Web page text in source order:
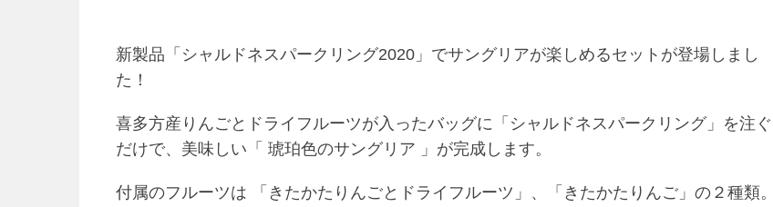
新製品「シャルドネスパークリング2020」でサングリアが楽しめるセットが登場しまし
た！
喜多方産りんごとドライフルーツが入ったバッグに「シャルドネスパークリング」を注ぐ
だけで、美味しい「 琥珀色のサングリア 」が完成します。
付属のフルーツは 「きたかたりんごとドライフルーツ」、「きたかたりんご」の２種類。